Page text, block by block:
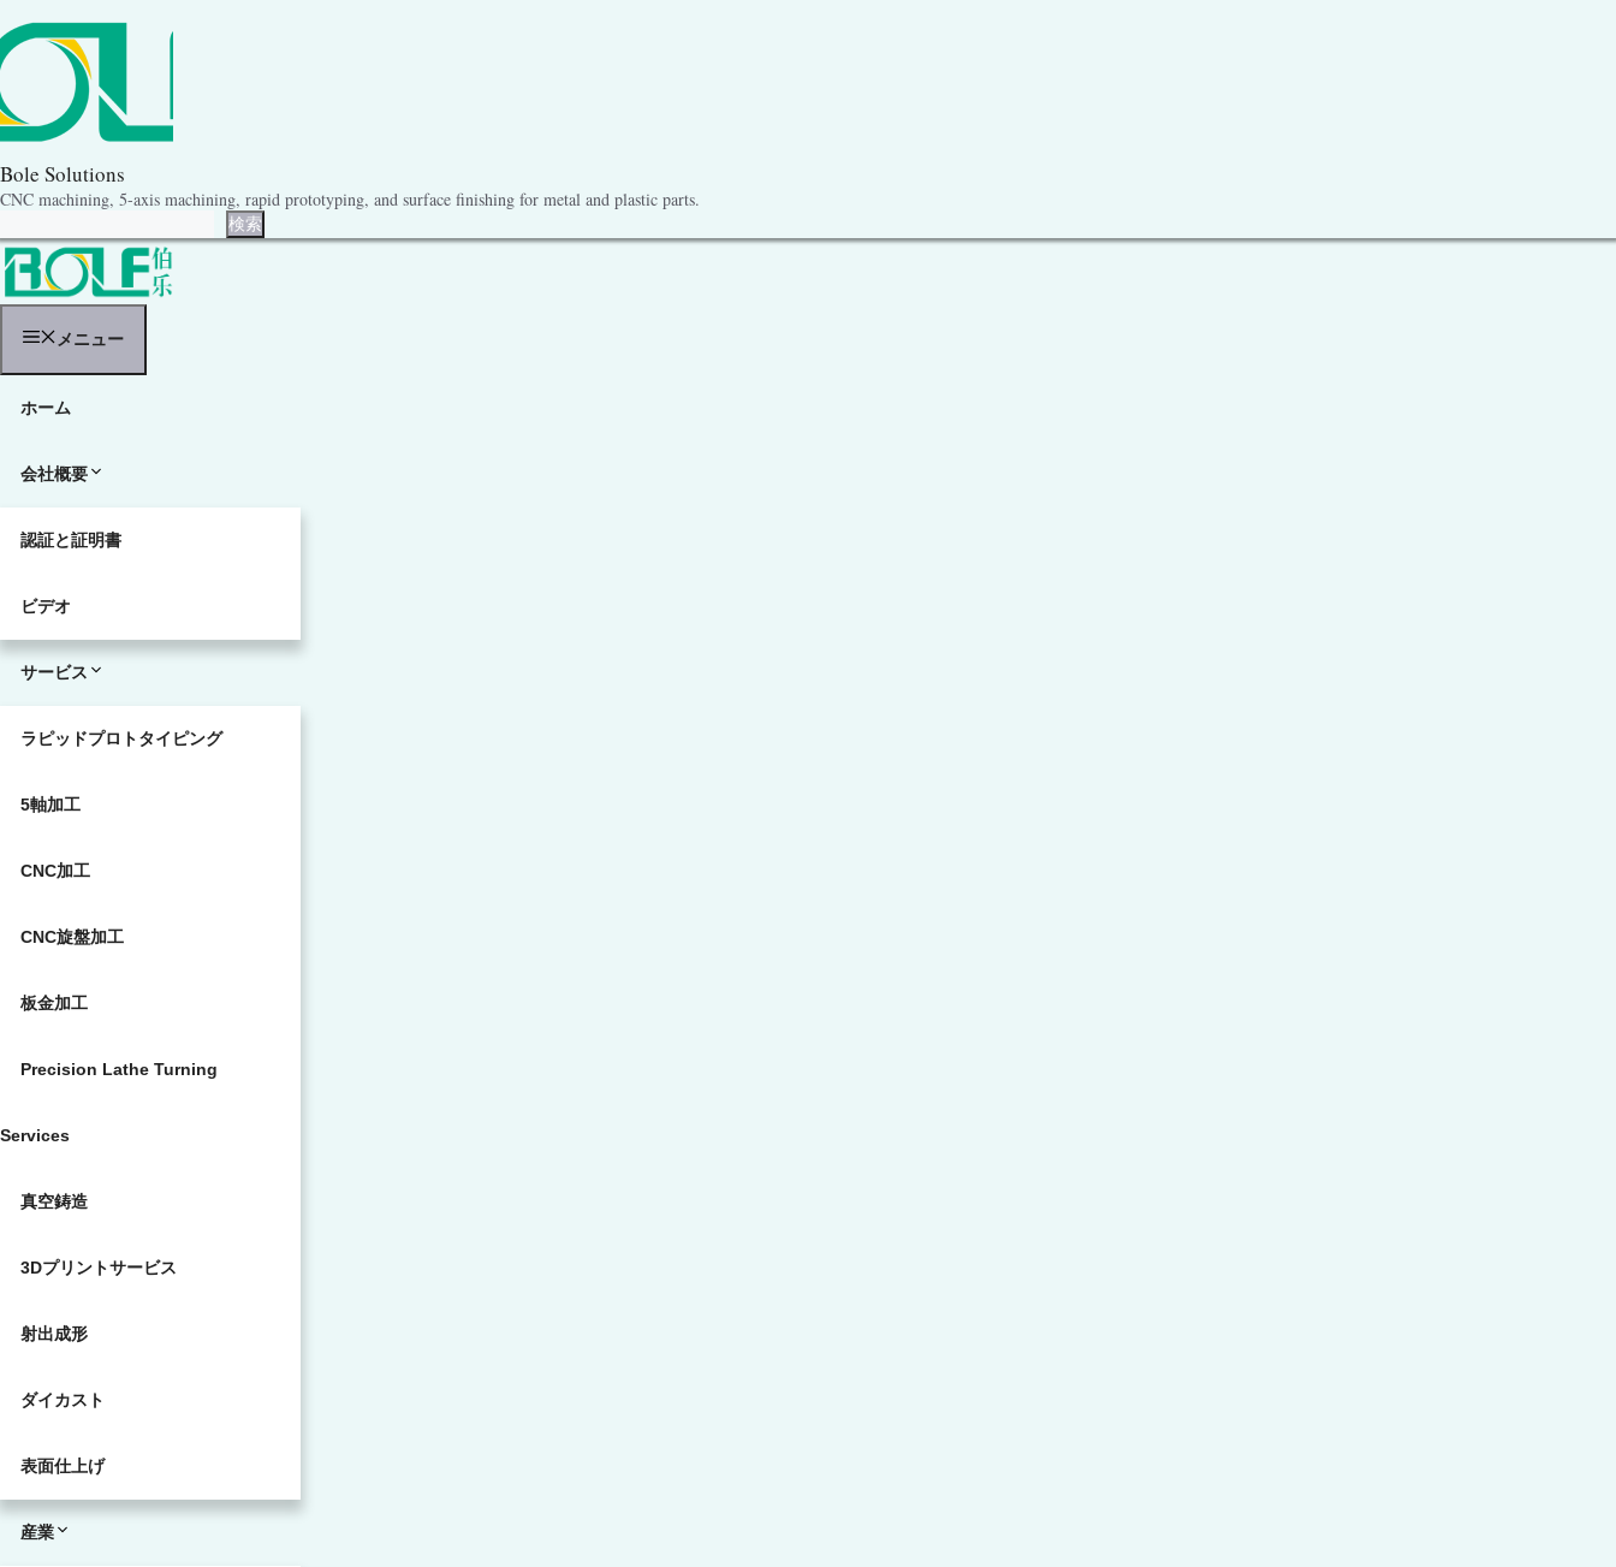
ン
テ
ツ
へ
ス
キ
ッ
Bole Solutions
CNC machining, 5-axis machining, rapid prototyping, and surface finishing for metal and plastic parts.
検索
メニュー
ホーム
会社概要
認証と証明書
ビデオ
サービス
ラピッドプロトタイピング
5軸加工
CNC加工
CNC旋盤加工
板金加工
Precision Lathe Turning
Services
真空鋳造
3Dプリントサービス
射出成形
ダイカスト
表面仕上げ
産業